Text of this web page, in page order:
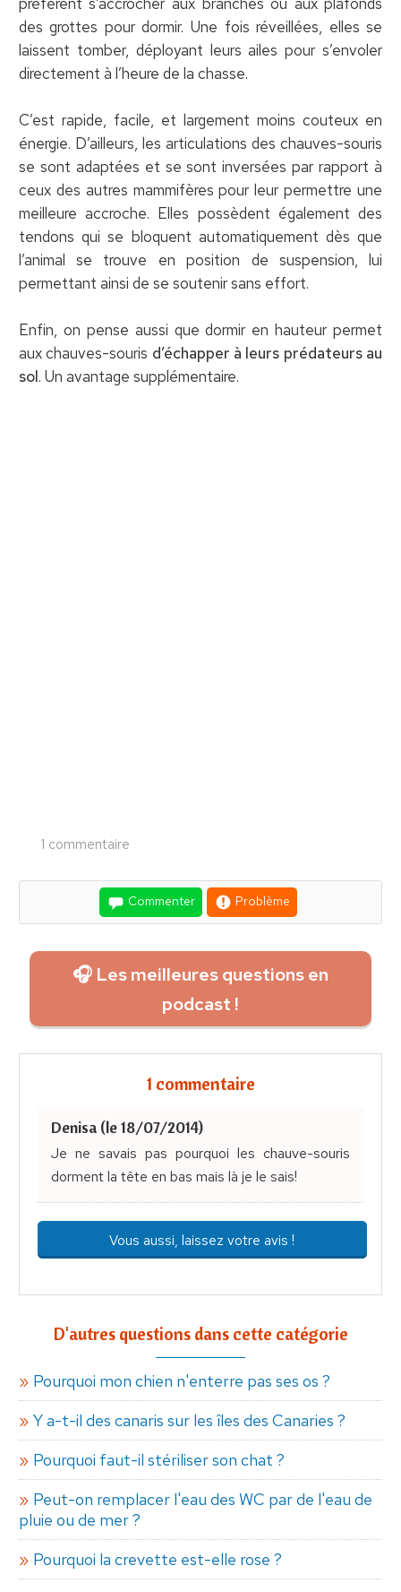
des grottes pour dormir. Une fois réveillées, elles se
laissent tomber, déployant leurs ailes pour s’envoler
directement à l’heure de la chasse.
C’est rapide, facile, et largement moins couteux en
énergie. D’ailleurs, les articulations des chauves-souris
se sont adaptées et se sont inversées par rapport à
ceux des autres mammifères pour leur permettre une
meilleure accroche. Elles possèdent également des
tendons qui se bloquent automatiquement dès que
l’animal se trouve en position de suspension, lui
permettant ainsi de se soutenir sans effort.
Enfin, on pense aussi que dormir en hauteur permet
aux chauves-souris d’échapper à leurs prédateurs au
sol. Un avantage supplémentaire.
1 commentaire
Commenter Problème
🎧 Les meilleures questions en
podcast !
1 commentaire
Denisa (le 18/07/2014)
Je ne savais pas pourquoi les chauve-souris
dorment la tête en bas mais là je le sais!
Vous aussi, laissez votre avis !
D'autres questions dans cette catégorie
Pourquoi mon chien n'enterre pas ses os ?
Y a-t-il des canaris sur les îles des Canaries ?
Pourquoi faut-il stériliser son chat ?
Peut-on remplacer l'eau des WC par de l'eau de
pluie ou de mer ?
Pourquoi la crevette est-elle rose ?